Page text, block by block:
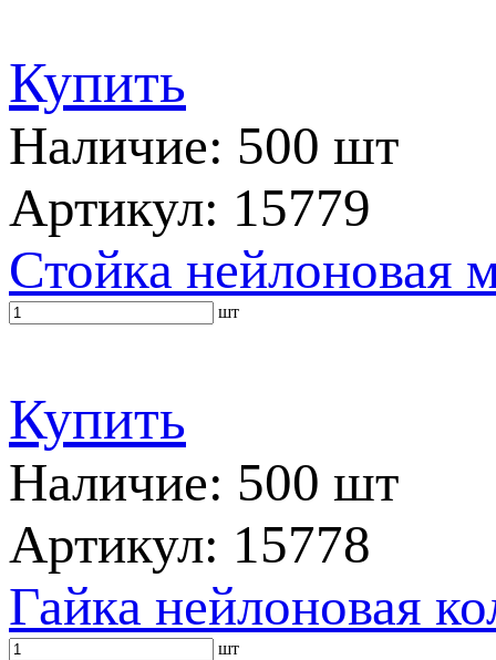
Купить
Наличие: 500 шт
Артикул: 15779
Стойка нейлоновая
шт
Купить
Наличие: 500 шт
Артикул: 15778
Гайка нейлоновая
шт